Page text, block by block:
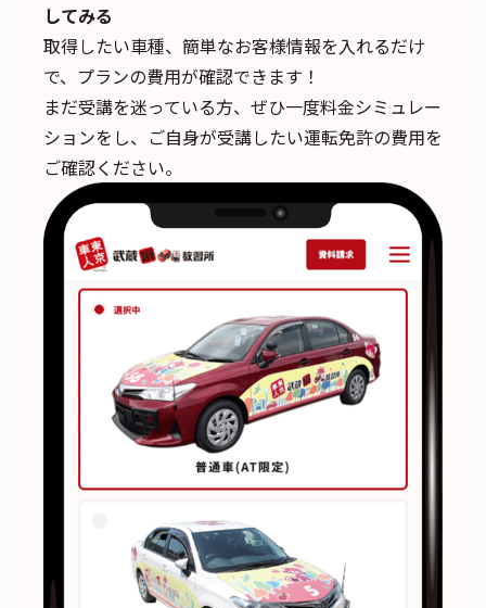
してみる
取得したい車種、簡単なお客様情報を入れるだけ
で、 プランの費用が確認できます！
まだ受講を迷っている方、ぜひ一度料金シミュレー
ションをし、ご自身が受講したい運転免許の費用を
ご確認ください。